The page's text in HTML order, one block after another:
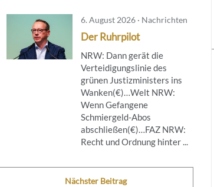
6. August 2026 · Nachrichten
Der Ruhrpilot
NRW: Dann gerät die
Verteidigungslinie des
grünen Justizministers ins
Wanken(€)…Welt NRW:
Wenn Gefangene
Schmiergeld-Abos
abschließen(€)…FAZ NRW:
Recht und Ordnung hinter ...
Nächster Beitrag